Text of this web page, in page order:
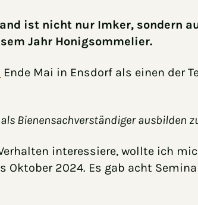
ist nicht nur Imker, sondern
Jahr Honigsommelier.
Ende Mai in Ensdorf als einen der
Bienensachverständiger ausbilden
interessiere, wollte ich
Oktober 2024. Es gab acht